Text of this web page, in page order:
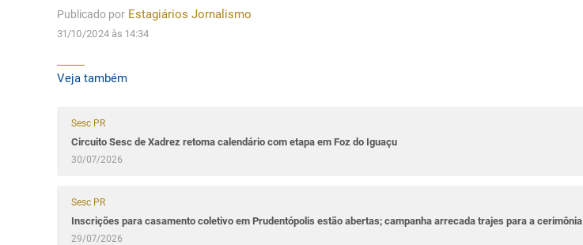
Publicado por Estagiários Jornalismo
31/10/2024 às 14:34
Veja também
Sesc PR
Circuito Sesc de Xadrez retoma calendário com etapa em Foz do Iguaçu
30/07/2026
Sesc PR
Inscrições para casamento coletivo em Prudentópolis estão abertas; campanha arrecada trajes para a cerimônia
29/07/2026